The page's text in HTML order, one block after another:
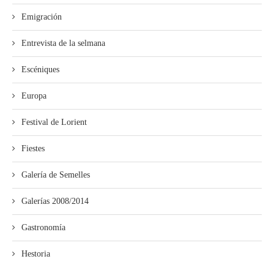
Emigración
Entrevista de la selmana
Escéniques
Europa
Festival de Lorient
Fiestes
Galería de Semelles
Galerías 2008/2014
Gastronomía
Hestoria